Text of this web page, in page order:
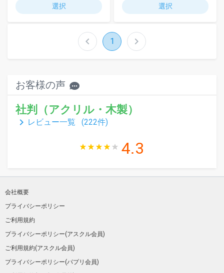
選択 選択
chevron_left 1 chevron_right
お客様の声
社判（アクリル・木製）
keyboard_arrow_right レビュー一覧 (222件)
4.3
会社概要
プライバシーポリシー
ご利用規約
プライバシーポリシー(アスクル会員)
ご利用規約(アスクル会員)
プライバシーポリシー(パプリ会員)